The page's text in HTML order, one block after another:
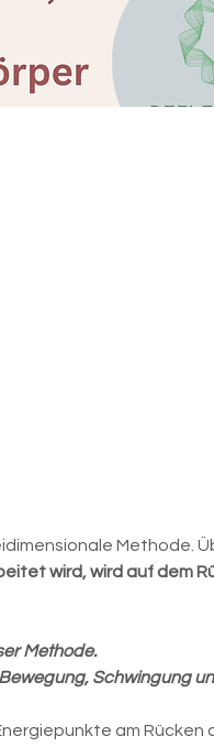
Methode.
wird, wird auf dem
Methode.
Schwingung
am Rücken